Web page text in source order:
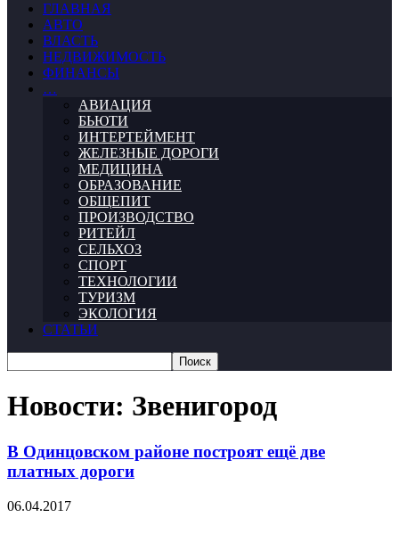
ГЛАВНАЯ
АВТО
ВЛАСТЬ
НЕДВИЖИМОСТЬ
ФИНАНСЫ
…
АВИАЦИЯ
БЬЮТИ
ИНТЕРТЕЙМЕНТ
ЖЕЛЕЗНЫЕ ДОРОГИ
МЕДИЦИНА
ОБРАЗОВАНИЕ
ОБЩЕПИТ
ПРОИЗВОДСТВО
РИТЕЙЛ
СЕЛЬХОЗ
СПОРТ
ТЕХНОЛОГИИ
ТУРИЗМ
ЭКОЛОГИЯ
СТАТЬИ
Новости: Звенигород
В Одинцовском районе построят ещё две
платных дороги
06.04.2017